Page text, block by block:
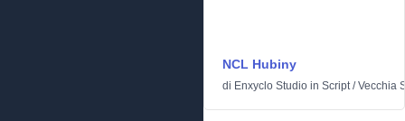
NCL Hubiny
di Enxyclo Studio in Script/Vecchia